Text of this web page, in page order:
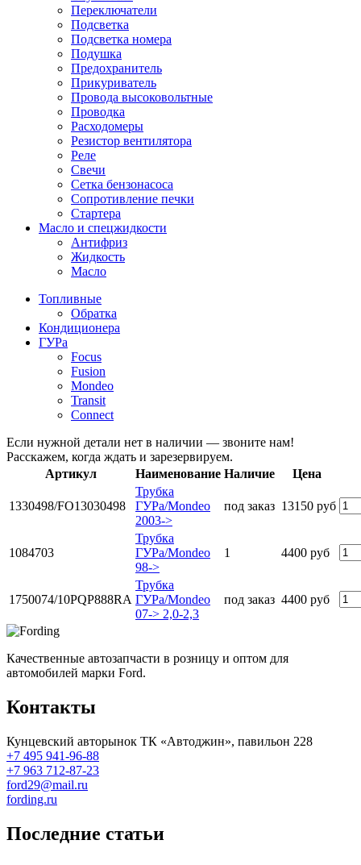
Переключатели
Подсветка
Подсветка номера
Подушка
Предохранитель
Прикуриватель
Провода высоковольтные
Проводка
Расходомеры
Резистор вентилятора
Реле
Свечи
Сетка бензонасоса
Сопротивление печки
Стартера
Масло и спецжидкости
Антифриз
Жидкость
Масло
Топливные
Обратка
Кондиционера
ГУРа
Focus
Fusion
Mondeo
Transit
Connect
Если нужной детали нет в наличии — звоните нам!
Расскажем, когда ждать и зарезервируем.
Артикул
Наименование Наличие Цена
1330498/FO13030498
Трубка
ГУРа/Mondeo
2003->
под заказ 13150 руб
1084703
Трубка
ГУРа/Mondeo
98->
1 4400 руб
1750074/10PQP888RA
Трубка
ГУРа/Mondeo
07-> 2,0-2,3
под заказ 4400 руб
Качественные автозапчасти в розницу и оптом для
автомобилей марки Ford.
Контакты
Кунцевский авторынок ТК «Автоджин», павильон 228
+7 495 941-96-88
+7 963 712-87-23
ford29@mail.ru
fording.ru
Последние статьи